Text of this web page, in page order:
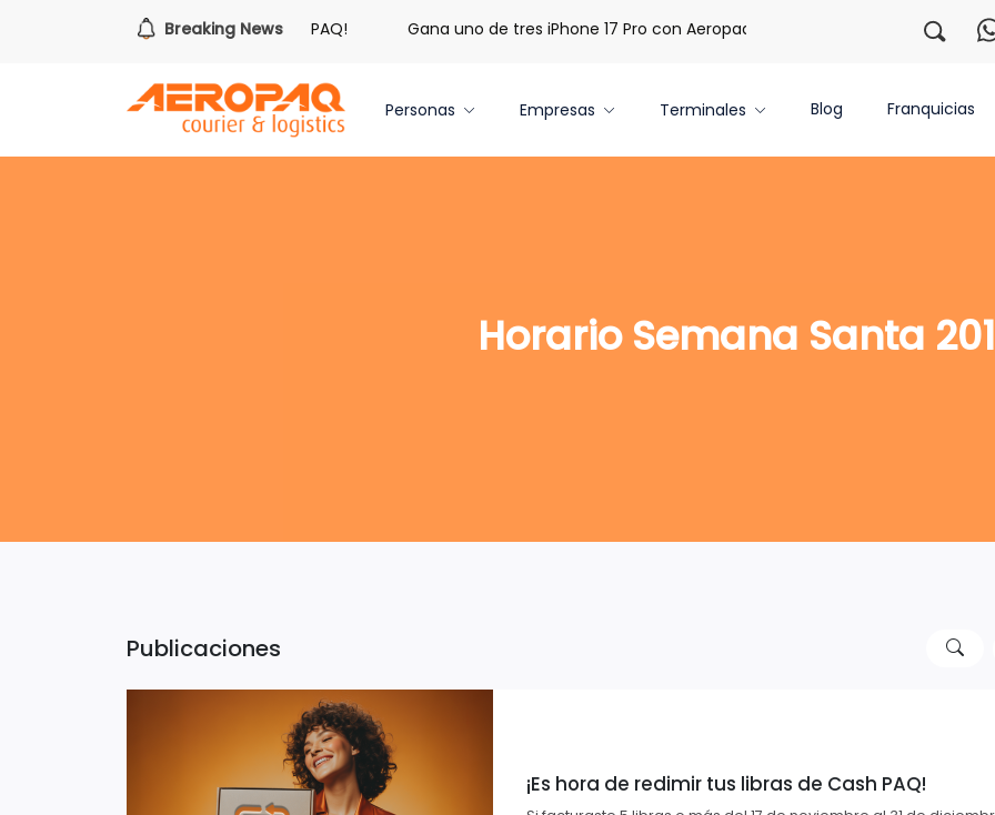
Breaking News
¡Es hora de redimir tus libras de Cash PAQ! Gana uno de tres iPhone 17 Pro con Aeropaq Prime ¡Regístrate con
Personas Empresas Terminales Blog Franquicias
Horario Semana Santa
Publicaciones
¡Es hora de redimir tus libras de Cash PAQ!